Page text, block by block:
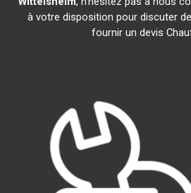
à votre disposition pour discuter
fournir un devis